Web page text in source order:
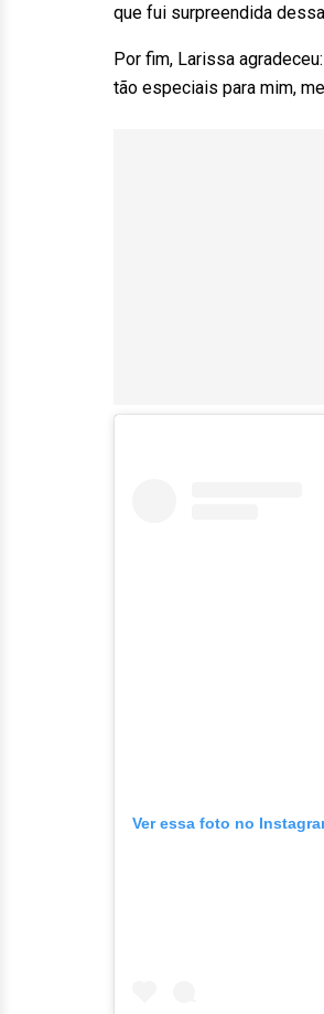
que fui surpreendida
Por fim, Larissa
tão especiais para mim,
Ver essa foto no